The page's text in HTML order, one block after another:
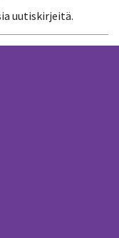
uutiskirjeitä.